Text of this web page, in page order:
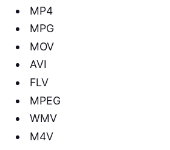
MP4
MPG
MOV
AVI
FLV
MPEG
WMV
M4V